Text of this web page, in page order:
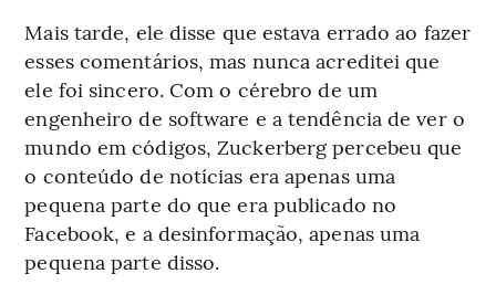
Mais tarde, ele disse que estava errado ao fazer
esses comentários, mas nunca acreditei que
ele foi sincero. Com o cérebro de um
engenheiro de software e a tendência de ver o
mundo em códigos, Zuckerberg percebeu que
o conteúdo de notícias era apenas uma
pequena parte do que era publicado no
Facebook, e a desinformação, apenas uma
pequena parte disso.